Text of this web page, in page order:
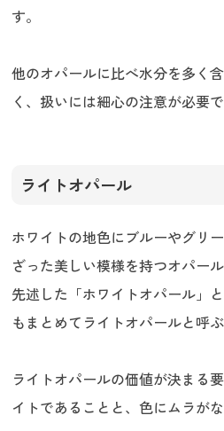
す。
他のオパールに比べ水分を多く
く、扱いには細心の注意が必要で
ライトオパール
ホワイトの地色にブルーやグリ
ざった美しい模様を持つオパール
先述した「ホワイトオパール」
もまとめてライトオパールと呼
ライトオパールの価値が決まる
イトであることと、色にムラが